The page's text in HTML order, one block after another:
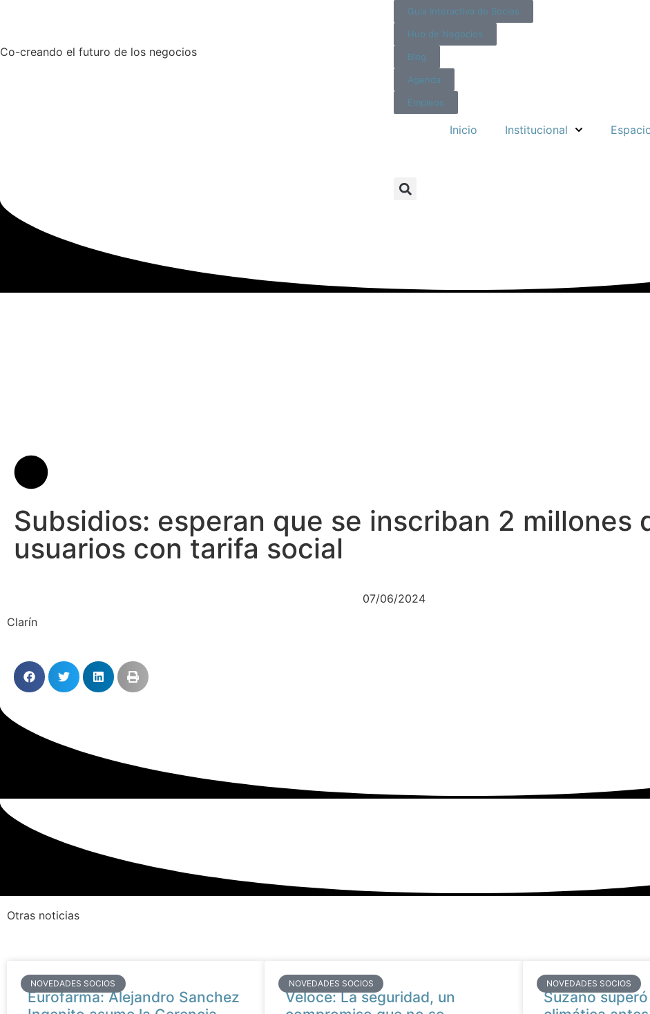
Co-creando el futuro de los negocios
Guía Interactiva de Socios
Hub de Negocios
Blog
Agenda
Empleos
Inicio Institucional
Subsidios: esperan que se inscriban 2 millones
usuarios con tarifa social
07/06/2024
Clarín
Otras noticias
NOVEDADES SOCIOS
Eurofarma: Alejandro Sanchez
NOVEDADES SOCIOS
Veloce: La seguridad, un
NOVEDADES SOCIOS
Suzano